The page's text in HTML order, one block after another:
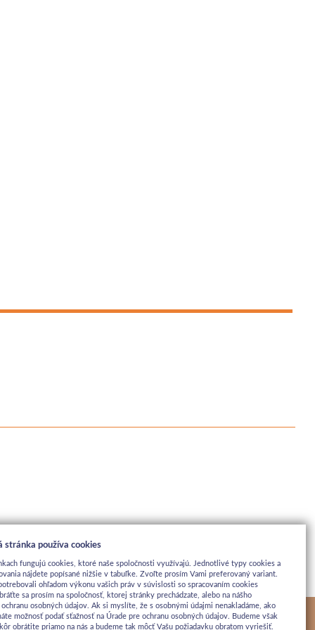
stránka používa cookies
fungujú cookies, ktoré naše spoločnosti využívajú. Jednotlivé typy cookies a
nájdete popísané nižšie v tabuľke. Zvoľte prosím Vami preferovaný variant.
ohľadom výkonu vašich práv v súvislosti so spracovaním cookies
sa prosím na spoločnosť, ktorej stránky prechádzate, alebo na nášho
osobných údajov. Ak si myslíte, že s osobnými údajmi nenakladáme, ako
možnosť podať sťažnosť na Úrade pre ochranu osobných údajov. Budeme však
obrátite priamo na nás a budeme tak môcť Vašu požiadavku obratom vyriešiť.